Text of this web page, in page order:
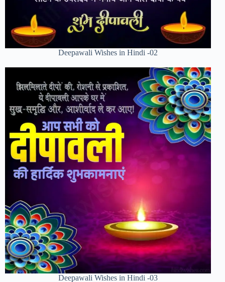
Deepawali Wishes in Hindi -02
Deepawali Wishes in Hindi -03